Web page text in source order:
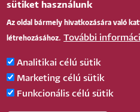
Telefonkönyv
Teams
TÉR(oktatói)
BELÉPÉS
Bejelentkezés
sütiket használunk
Az oldal bármely hivatkozására való
létrehozásához. További
Analitikai célú sütik
Marketing célú sütik
Funkcionális célú sütik